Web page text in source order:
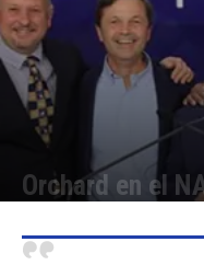
Orchard en el